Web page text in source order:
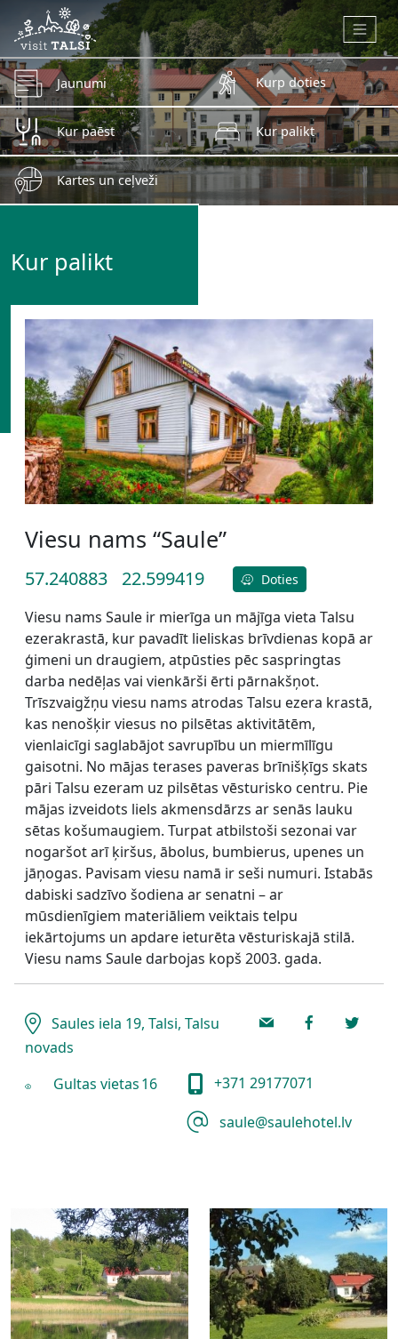
Skip to main content
Jaunumi Kurp doties
Kur paēst Kur palikt
Kartes un ceļveži
Kur palikt
Viesu nams “Saule”
57.240883 22.599419 Doties
Viesu nams Saule ir mierīga un mājīga vieta Talsu
ezerakrastā, kur pavadīt lieliskas brīvdienas kopā ar
ģimeni un draugiem, atpūsties pēc saspringtas
darba nedēļas vai vienkārši ērti pārnakšņot.
Trīszvaigžņu viesu nams atrodas Talsu ezera krastā,
kas nenošķir viesus no pilsētas aktivitātēm,
vienlaicīgi saglabājot savrupību un miermīlīgu
gaisotni. No mājas terases paveras brīnišķīgs skats
pāri Talsu ezeram uz pilsētas vēsturisko centru. Pie
mājas izveidots liels akmensdārzs ar senās lauku
sētas košumaugiem. Turpat atbilstoši sezonai var
nogaršot arī ķiršus, ābolus, bumbierus, upenes un
jāņogas. Pavisam viesu namā ir seši numuri. Istabās
dabiski sadzīvo šodiena ar senatni – ar
mūsdienīgiem materiāliem veiktais telpu
iekārtojums un apdare ieturēta vēsturiskajā stilā.
Viesu nams Saule darbojas kopš 2003. gada.
Saules iela 19, Talsi, Talsu
novads
Gultas vietas16
+371 29177071
saule@saulehotel.lv